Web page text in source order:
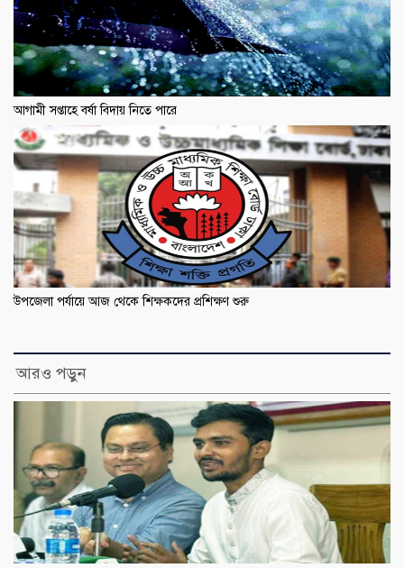
আগামী সপ্তাহে বর্ষা বিদায় নিতে পারে
উপজেলা পর্যায়ে আজ থেকে শিক্ষকদের প্রশিক্ষণ শুরু
আরও পড়ুন